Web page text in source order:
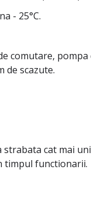
- 25°C.
comutare,
de scazute.
strabata cat mai
timpul functionarii.